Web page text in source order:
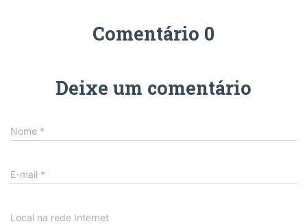
Comentário 0
Deixe um comentário
Nome *
E-mail *
Local na rede Internet